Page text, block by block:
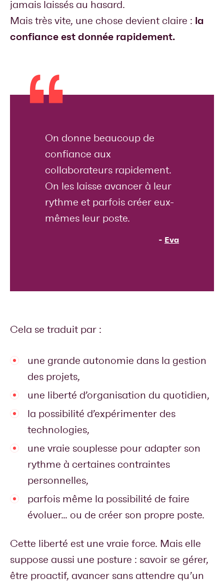
jamais laissés au hasard.
Mais très vite, une chose devient claire : la
confiance est donnée rapidement.
On donne beaucoup de
confiance aux
collaborateurs rapidement.
On les laisse avancer à leur
rythme et parfois créer eux-
mêmes leur poste.
- Eva
Cela se traduit par :
une grande autonomie dans la gestion
des projets,
une liberté d’organisation du quotidien,
la possibilité d’expérimenter des
technologies,
une vraie souplesse pour adapter son
rythme à certaines contraintes
personnelles,
parfois même la possibilité de faire
évoluer… ou de créer son propre poste.
Cette liberté est une vraie force. Mais elle
suppose aussi une posture : savoir se gérer,
être proactif, avancer sans attendre qu’un